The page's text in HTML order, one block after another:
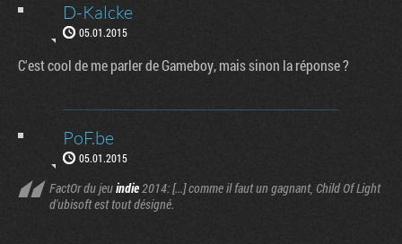
D-Kalcke
05.01.2015
C'est cool de me parler de Gameboy, mais sinon la réponse ?
PoF.be
05.01.2015
FactOr du jeuindie2014: [...] comme il faut un gagnant, Child Of Light
d'ubisoft est tout désigné.